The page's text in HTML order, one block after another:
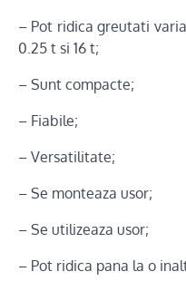
– Pot ridica greutati
0.25 t si 16 t;
– Sunt compacte;
– Fiabile;
– Versatilitate;
– Se monteaza usor;
– Se utilizeaza usor;
– Pot ridica pana la o